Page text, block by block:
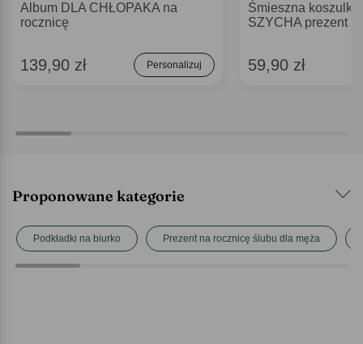
Album DLA CHŁOPAKA na
rocznicę
139,90 zł Personalizuj
Śmieszna koszulka
SZYCHA prezent
59,90 zł
Proponowane kategorie
Podkładki na biurko Prezent na rocznicę ślubu dla męża